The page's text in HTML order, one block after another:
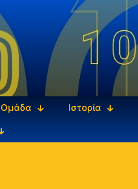
Ομάδα Ιστορία